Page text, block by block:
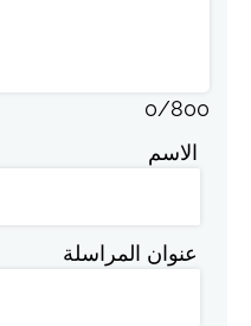
0/800
الاسم
عنوان المراسلة